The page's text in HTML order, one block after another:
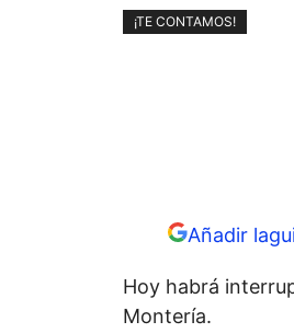
¡TE CONTAMOS!
Añadir
Hoy habrá
Montería.